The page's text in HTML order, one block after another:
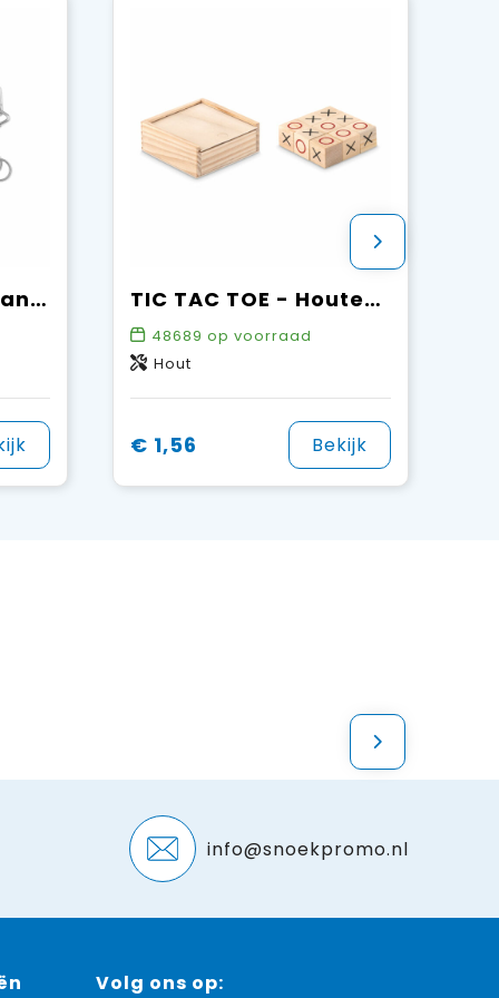
THREENATS - Set van 3 denkspelletjes TIC TAC TOE - Houten boter-kaas-eieren
48689 op voorraad
Hout
€ 1,56 Bekijk
info@snoekpromo.nl
Volg ons op: